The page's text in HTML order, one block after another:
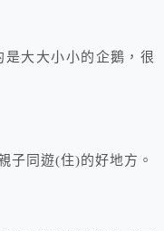
大大小小的企鵝，很
子同遊(住)的好地方。